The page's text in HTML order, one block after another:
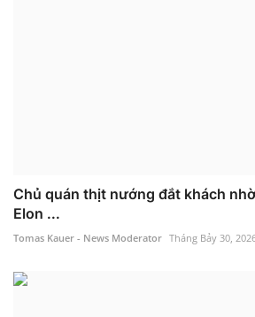
Chủ quán thịt nướng đắt khách
Elon ...
Tomas Kauer - News Moderator Tháng Bảy 30,